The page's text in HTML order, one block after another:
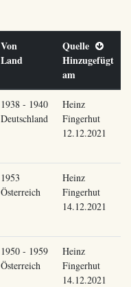
Von
Land
Quelle
Hinzugefügt
am
1938 - 1940
Deutschland
Heinz
Fingerhut
12.12.2021
1953
Österreich
Heinz
Fingerhut
14.12.2021
1950 - 1959
Österreich
Heinz
Fingerhut
14.12.2021